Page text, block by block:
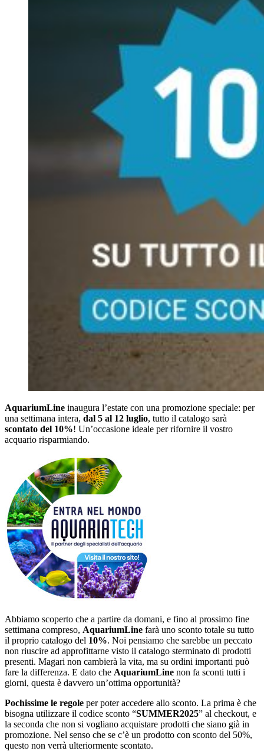
AquariumLine inaugura l’estate con una promozione speciale: per
una settimana intera, dal 5 al 12 luglio, tutto il catalogo sarà
scontato del 10%! Un’occasione ideale per rifornire il vostro
acquario risparmiando.
Abbiamo scoperto che a partire da domani, e fino al prossimo fine
settimana compreso, AquariumLine farà uno sconto totale su tutto
il proprio catalogo del 10%. Noi pensiamo che sarebbe un peccato
non riuscire ad approfittarne visto il catalogo sterminato di prodotti
presenti. Magari non cambierà la vita, ma su ordini importanti può
fare la differenza. E dato che AquariumLine non fa sconti tutti i
giorni, questa è davvero un’ottima opportunità?
Pochissime le regole per poter accedere allo sconto. La prima è che
bisogna utilizzare il codice sconto “SUMMER2025” al checkout, e
la seconda che non si vogliano acquistare prodotti che siano già in
promozione. Nel senso che se c’è un prodotto con sconto del 50%,
questo non verrà ulteriormente scontato.